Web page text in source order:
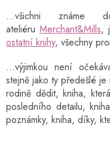
...všichni známe
ateliéru Merchant&Mills,
ostatní knihy, všechny
...výjimkou není
stejně jako ty předešlé
rodině dědit, kniha,
posledního detailu,
poznámky, kniha, díky,